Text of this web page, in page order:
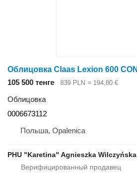
105 500 тенге 839 PLN ≈ 194,80 €
Облицовка
0006673112
Польша, Opalenica
PHU "Karetina" Agnieszka Wilczyńska